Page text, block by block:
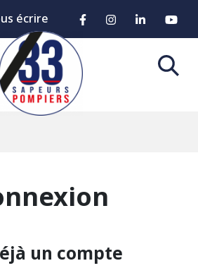
écrire Lien vers le compte
Lien vers le
Lien vers
un compte